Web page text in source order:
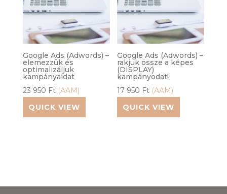
Google Ads (Adwords) –
elemezzük és
optimalizáljuk
kampányaidat
23 950 Ft (AAM)
QUICK VIEW
Google Ads (Adwords) –
rakjuk össze a képes
(DISPLAY)
kampányodat!
17 950 Ft (AAM)
QUICK VIEW